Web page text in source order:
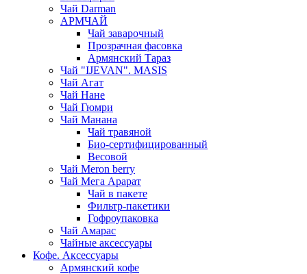
Чай Darman
АРМЧАЙ
Чай заварочный
Прозрачная фасовка
Армянский Тараз
Чай "IJEVAN". MASIS
Чай Агат
Чай Нане
Чай Гюмри
Чай Манана
Чай травяной
Био-сертифицированный
Весовой
Чай Meron berry
Чай Мега Арарат
Чай в пакете
Фильтр-пакетики
Гофроупаковка
Чай Амарас
Чайные аксессуары
Кофе. Аксессуары
Армянский кофе